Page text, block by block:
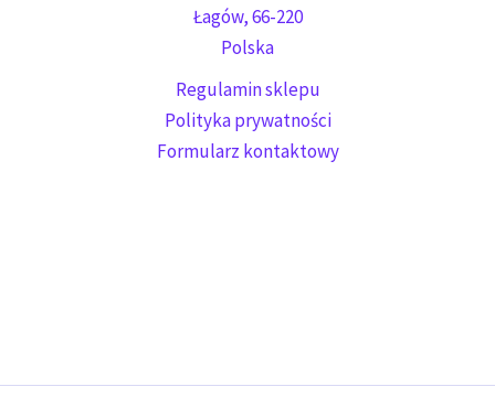
Łagów,66-220
Polska
Regulamin sklepu
Polityka prywatności
Formularz kontaktowy